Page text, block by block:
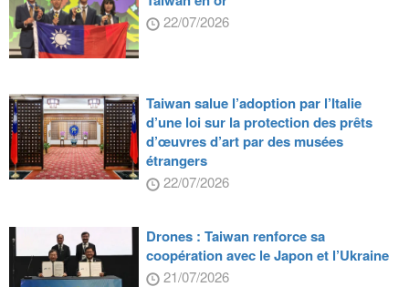
22/07/2026
Taiwan salue l’adoption par l’Italie
d’une loi sur la protection des prêts
d’œuvres d’art par des musées
étrangers
22/07/2026
Drones : Taiwan renforce sa
coopération avec le Japon et l’Ukraine
21/07/2026